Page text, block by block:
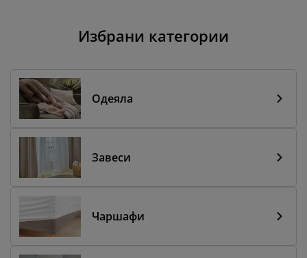
Избрани категории
Одеяла
Завеси
Чаршафи